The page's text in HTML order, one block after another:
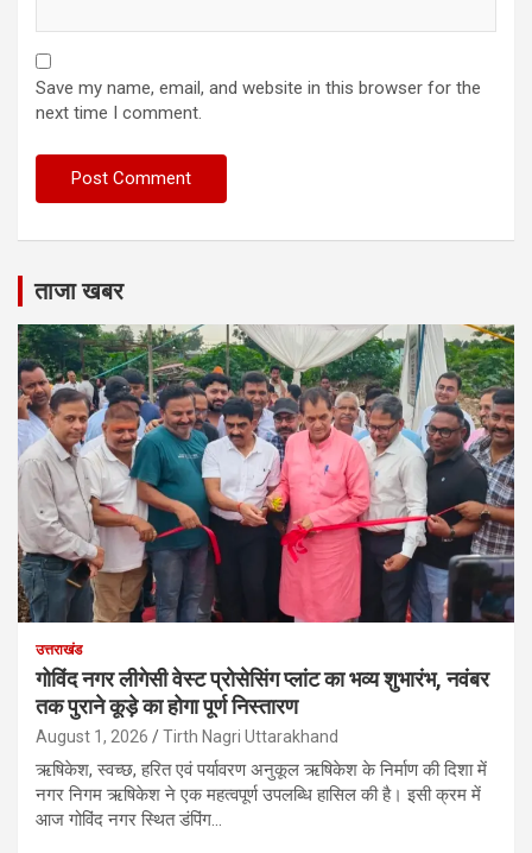
Save my name, email, and website in this browser for the
next time I comment.
ताजा खबर
उत्तराखंड
गोविंद नगर लीगेसी वेस्ट प्रोसेसिंग प्लांट का भव्य शुभारंभ, नवंबर
तक पुराने कूड़े का होगा पूर्ण निस्तारण
August 1, 2026 Tirth Nagri Uttarakhand
ऋषिकेश, स्वच्छ, हरित एवं पर्यावरण अनुकूल ऋषिकेश के निर्माण की दिशा में
नगर निगम ऋषिकेश ने एक महत्वपूर्ण उपलब्धि हासिल की है। इसी क्रम में
आज गोविंद नगर स्थित डंपिंग…